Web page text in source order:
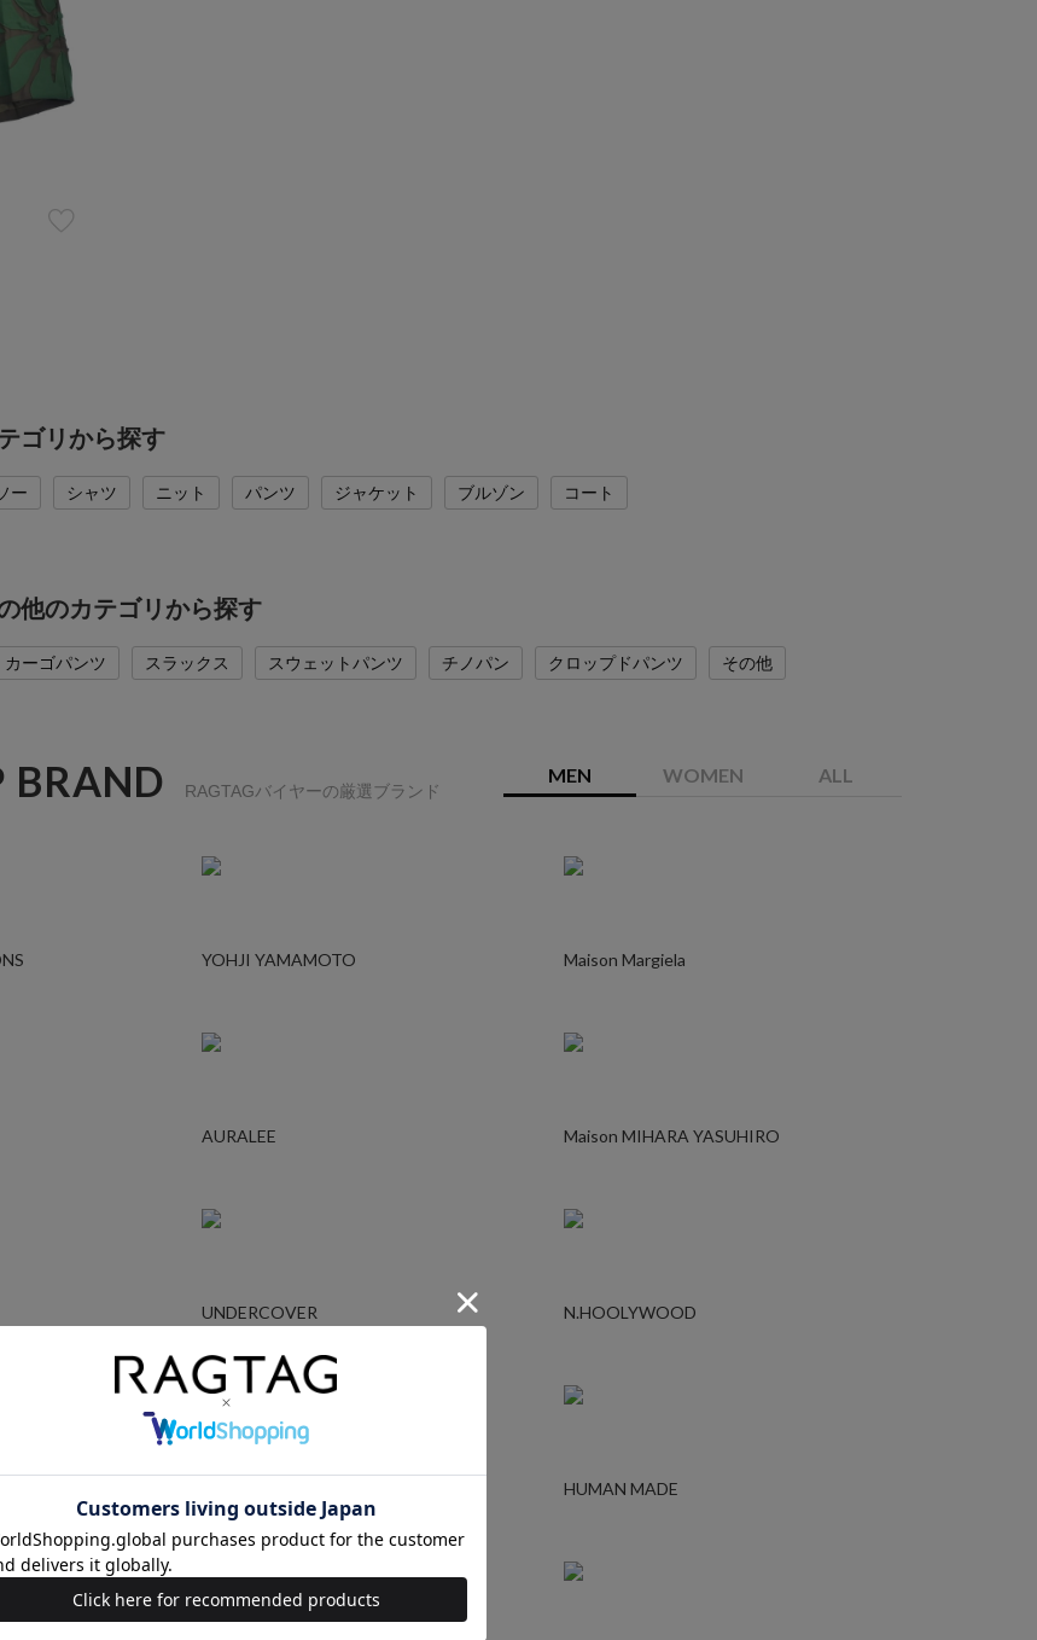
ゴリから探す
ー シャツ ニット パンツ ジャケット ブルゾン コート
他のカテゴリから探す
カーゴパンツ スラックス スウェットパンツ チノパン クロップドパンツ その他
BRAND RAGTAGバイヤーの厳選ブランド
MEN WOMEN ALL
YOHJI YAMAMOTO Maison Margiela
AURALEE Maison MIHARA YASUHIRO
UNDERCOVER N.HOOLYWOOD
HUMAN MADE